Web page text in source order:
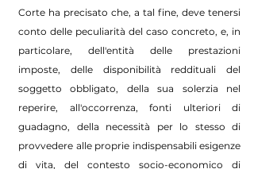
Corte ha precisato che, a tal fine, deve tenersi
conto delle peculiarità del caso concreto, e, in
particolare, dell'entità delle prestazioni
imposte, delle disponibilità reddituali del
soggetto obbligato, della sua solerzia nel
reperire, all'occorrenza, fonti ulteriori di
guadagno, della necessità per lo stesso di
provvedere alle proprie indispensabili esigenze
di vita, del contesto socio-economico di